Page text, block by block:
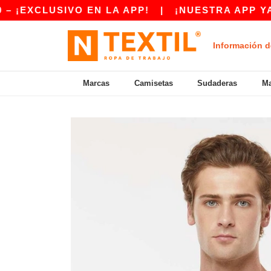
EN LA APP! |¡NUESTRA APP YA
Información
Marcas Camisetas Sudaderas